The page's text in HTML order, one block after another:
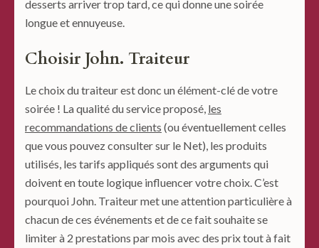
desserts arriver trop tard, ce qui donne une soirée
longue et ennuyeuse.
Choisir John. Traiteur
Le choix du traiteur est donc un élément-clé de votre
soirée ! La qualité du service proposé, les
recommandations de clients (ou éventuellement celles
que vous pouvez consulter sur le Net), les produits
utilisés, les tarifs appliqués sont des arguments qui
doivent en toute logique influencer votre choix. C’est
pourquoi John. Traiteur met une attention particulière à
chacun de ces événements et de ce fait souhaite se
limiter à 2 prestations par mois avec des prix tout à fait